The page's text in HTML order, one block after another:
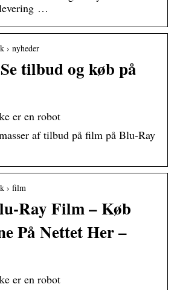
…
› nyheder
tilbud og køb på
er en robot
af tilbud på film på Blu-Ray
› film
Ray Film – Køb
På Nettet Her –
er en robot